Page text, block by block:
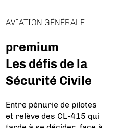
AVIATION GÉNÉRALE
premium
Les défis de la
Sécurité Civile
Entre pénurie de pilotes
et relève des CL-415 qui